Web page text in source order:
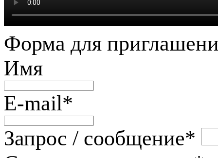
Форма для
Имя
E-mail*
Запрос / сообщение*